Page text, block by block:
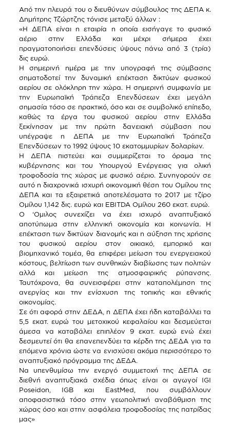
Από την πλευρά του ο διευθύνων σύμβουλος της ΔΕΠΑ κ.
Δημήτρης Τζώρτζης τόνισε μεταξύ άλλων :
«Η ΔΕΠΑ είναι η εταιρία η οποία εισήγαγε το φυσικό
αέριο στην Ελλάδα και μέχρι σήμερα έχει
πραγματοποιήσει επενδύσεις ύψους πάνω από 3 (τρία)
δις ευρώ.
Η σημερινή ημέρα με την υπογραφή της σύμβασης
σηματοδοτεί την δυναμική επέκταση δικτύων φυσικού
αερίου σε ολόκληρη την χώρα. Η σημερινή συμφωνία με
την Ευρωπαϊκή Τράπεζα Επενδύσεων έχει μεγάλη
σημασία τόσο σε πρακτικό, όσο και σε συμβολικό επίπεδο,
καθώς τα έργα του φυσικού αερίου στην Ελλάδα
ξεκίνησαν με την πρώτη δανειακή σύμβαση που
υπέγραψε η ΔΕΠΑ με την Ευρωπαϊκή Τράπεζα
Επενδύσεων το 1992 ύψους 10 εκατομμυρίων δολαρίων.
Η ΔΕΠΑ πιστεύει και συμμερίζεται το όραμα της
κυβέρνησης και του Υπουργού Ενέργειας για ολική
τροφοδοσία της χώρας με φυσικό αέριο. Συνηγορούν σε
αυτό η διαχρονικά ισχυρή οικονομική θέση του Ομίλου της
ΔΕΠΑ και τα εξαιρετικά αποτελέσματα το 2017 με τζίρο
Ομίλου 1,142 δις. ευρώ και ΕΒΙΤDA Ομίλου 260 εκατ. ευρώ.
Ο ‘Ομιλος συνεχίζει να έχει ισχυρό αναπτυξιακό
αποτύπωμα στην ελληνική οικονομία και κοινωνία. Η
επέκταση των δικτύων διανομής και η αύξηση της χρήσης
του φυσικού αερίου στον οικιακό, εμπορικό και
βιομηχανικό τομέα, θα επιφέρει μείωση του ενεργειακού
κόστους, βελτίωση των συνθηκών διαβίωσης των πολιτών
αλλά και μείωση της ατμοσφαιρικής ρύπανσης.
Ταυτόχρονα, θα συνεισφέρει στην καταπολέμηση της
ανεργίας και την ενίσχυση της τοπικής και εθνικής
οικονομίας.
Σε ότι αφορά στην ΔΕΔΑ, η ΔΕΠΑ έχει ήδη καταβάλλει τα
5,5 εκατ. ευρώ του μετοχικού κεφαλαίου και δεσμεύεται
άμεσα να καταβάλει επιπλέον 9 εκατ. ευρώ ενώ έχει
δεσμευτεί ότι θα επανεπενδύει τα κέρδη της ΔΕΔΑ για τα
επόμενα χρόνια ώστε να ενισχύσει ακόμα περισσότερο το
αναπτυξιακό πρόγραμμα της ΔΕΔΑ.
Να υπενθυμίσω την ενεργό συμμετοχή της ΔΕΠΑ σε
διεθνή αναπτυξιακά σχέδια όπως είναι οι αγωγοί IGI
Poseidon, IGB και EastMed, που συμβάλλουν
αποφασιστικά τόσο στην γεωπολιτική αναβάθμιση της
χώρας όσο και στην ασφάλεια τροφοδοσίας της πατρίδας
μας»